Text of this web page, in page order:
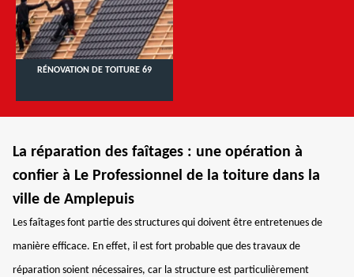
RÉNOVATION DE TOITURE 69
La réparation des faîtages : une opération à
confier à Le Professionnel de la toiture dans la
ville de Amplepuis
Les faîtages font partie des structures qui doivent être entretenues de
manière efficace. En effet, il est fort probable que des travaux de
réparation soient nécessaires, car la structure est particulièrement